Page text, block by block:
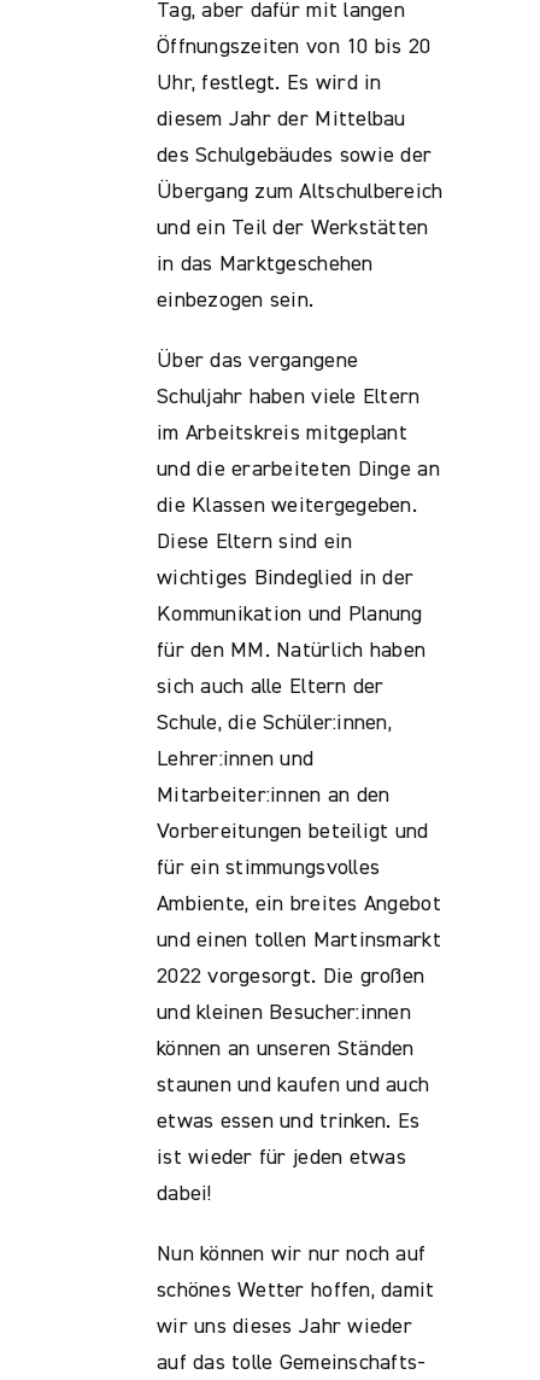
Tag, aber dafür mit langen
Öffnungszeiten von 10 bis 20
Uhr, festlegt. Es wird in
diesem Jahr der Mittelbau
des Schulgebäudes sowie der
Übergang zum Altschulbereich
und ein Teil der Werkstätten
in das Marktgeschehen
einbezogen sein.
Über das vergangene
Schuljahr haben viele Eltern
im Arbeitskreis mitgeplant
und die erarbeiteten Dinge an
die Klassen weitergegeben.
Diese Eltern sind ein
wichtiges Bindeglied in der
Kommunikation und Planung
für den MM. Natürlich haben
sich auch alle Eltern der
Schule, die Schüler:innen,
Lehrer:innen und
Mitarbeiter:innen an den
Vorbereitungen beteiligt und
für ein stimmungsvolles
Ambiente, ein breites Angebot
und einen tollen Martinsmarkt
2022 vorgesorgt. Die großen
und kleinen Besucher:innen
können an unseren Ständen
staunen und kaufen und auch
etwas essen und trinken. Es
ist wieder für jeden etwas
dabei!
Nun können wir nur noch auf
schönes Wetter hoffen, damit
wir uns dieses Jahr wieder
auf das tolle Gemeinschafts-